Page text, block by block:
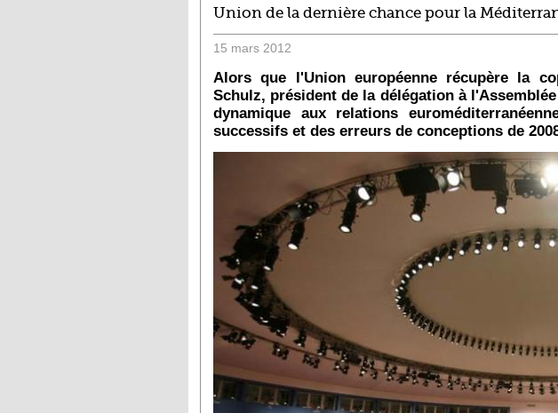
Union de la dernière chance pour la
15 mars 2012
Alors que l'Union européenne récupère la
Schulz, président de la délégation à
dynamique aux relations
successifs et des erreurs de conceptions de